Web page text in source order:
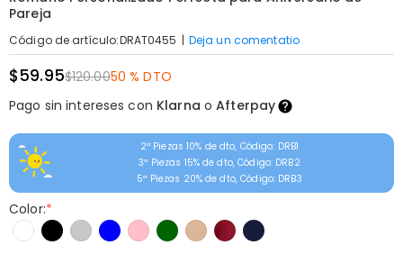
Pareja
Código de artículo:DRAT0455 | Deja un comentatio
$59.95$120.0050 % DTO
Pago sin intereses con Klarna oAfterpay
2ª Piezas 10% de dto, Código: DRB1
3ª Piezas 15% de dto, Código: DRB2
5ª Piezas 20% de dto, Código: DRB3
Color:*